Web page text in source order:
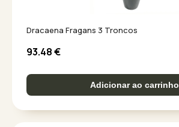
Dracaena Fragans 3 Troncos
93.48€
Adicionar ao carrinho